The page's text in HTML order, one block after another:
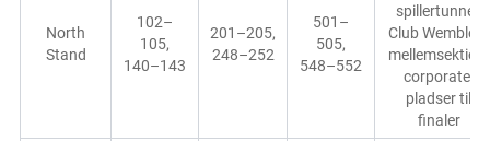
North
Stand
102–
105,
140–143
201–205,
248–252
501–
505,
548–552
spillertunnel,
Club Wembley i
mellemsektion,
corporate-
pladser til
finaler